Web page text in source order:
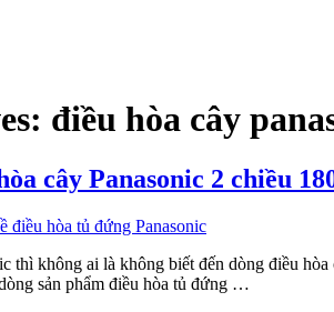
điều hòa cây
cây Panasonic 2 chiều
thì không ai là không biết đến dòng điều
sản phẩm điều hòa tủ đứng …